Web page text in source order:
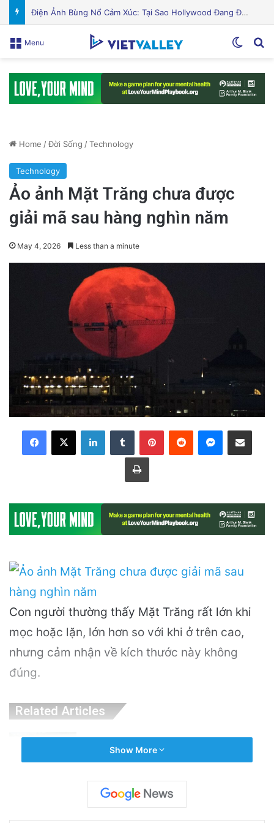
Puerto Rico Bắt Đầu Cắt Giảm Nước Giữa Cuộc Khủng Hoảng Hạn Hán: “Thật Khắc Nghiệt”
Menu
Home /Đời Sống /Technology
Technology
Ảo ảnh Mặt Trăng chưa được
giải mã sau hàng nghìn năm
May 4, 2026 Less than a minute
LinkedInTumblr PinterestReddit Messenger
Share via Email
Print
Con người thường thấy Mặt Trăng rất lớn khi
mọc hoặc lặn, lớn hơn so với khi ở trên cao,
nhưng cảm nhận về kích thước này không
đúng.
Related Articles
Cuộc đời của Nhà Khoa học Xuất sắc
20 hours ago
Khám Phá Máy Đào Hầm Nổ Đá Đầu Tiên
Show More